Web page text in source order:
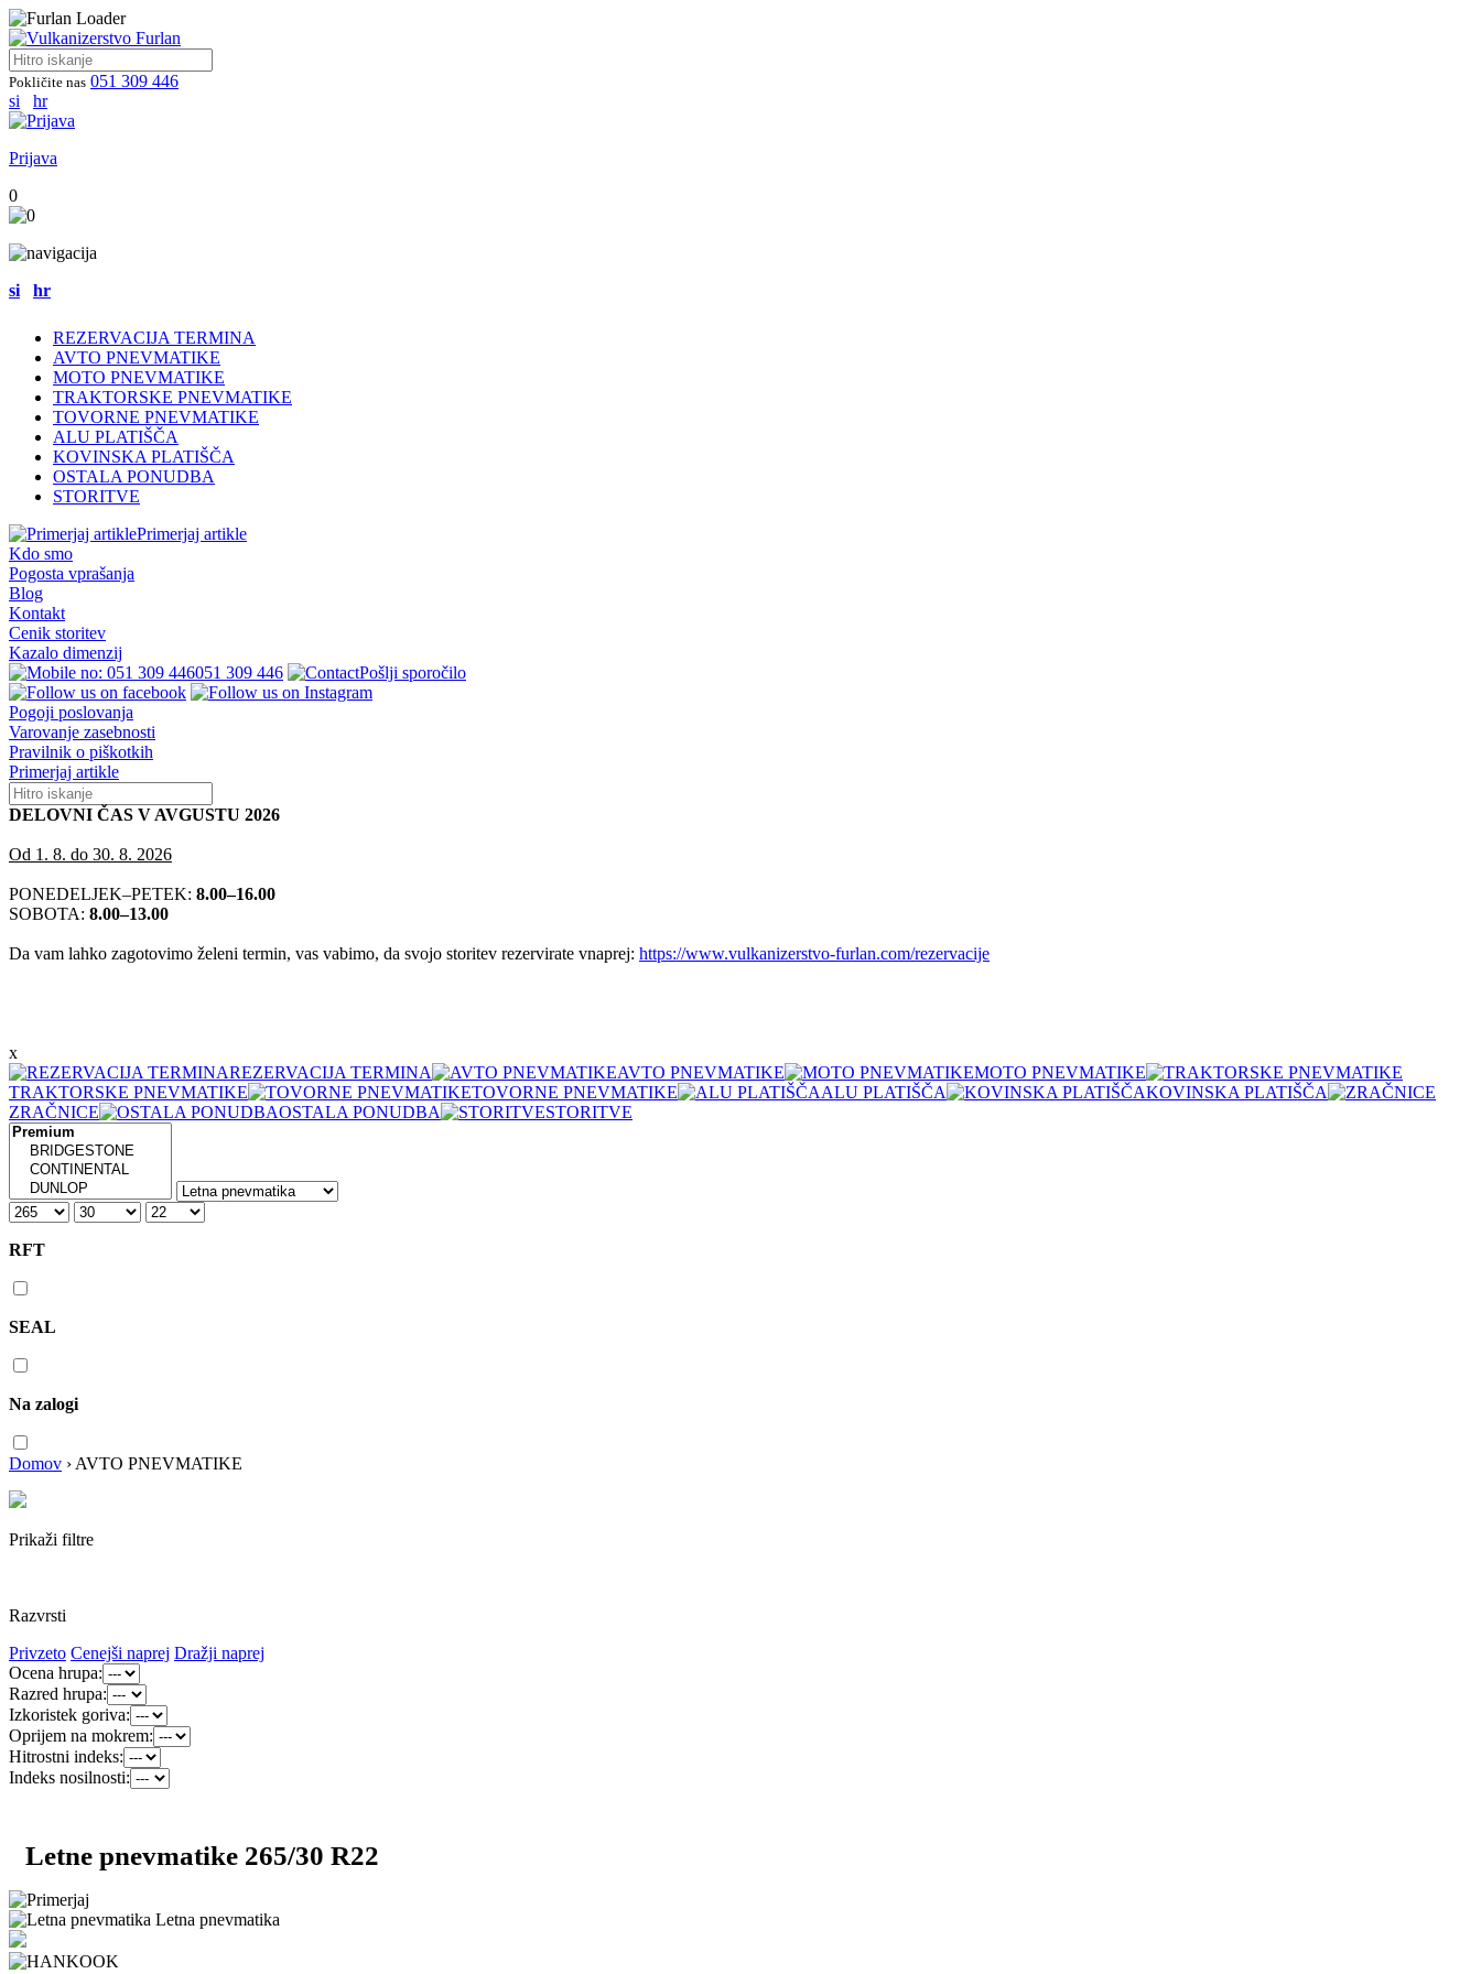
Pokličite nas 051 309 446
si
hr
Prijava
0
si hr
REZERVACIJA TERMINA
AVTO PNEVMATIKE
MOTO PNEVMATIKE
TRAKTORSKE PNEVMATIKE
TOVORNE PNEVMATIKE
ALU PLATIŠČA
KOVINSKA PLATIŠČA
OSTALA PONUDBA
STORITVE
Primerjaj artikle
Kdo smo
Pogosta vprašanja
Blog
Kontakt
Cenik storitev
Kazalo dimenzij
051 309 446
Pošlji sporočilo
Pogoji poslovanja
Varovanje zasebnosti
Pravilnik o piškotkih
Primerjaj artikle
DELOVNI ČAS V AVGUSTU 2026
Od 1. 8. do 30. 8. 2026
PONEDELJEK–PETEK: 8.00–16.00
SOBOTA: 8.00–13.00
Da vam lahko zagotovimo želeni termin, vas vabimo, da svojo storitev rezervirate vnaprej: https://www.vulkanizerstvo-furlan.com/rezervacije
x
REZERVACIJA TERMINA
AVTO PNEVMATIKE
MOTO PNEVMATIKE
TRAKTORSKE PNEVMATIKE
TOVORNE PNEVMATIKE ALU PLATIŠČA
KOVINSKA PLATIŠČA
ZRAČNICE
OSTALA PONUDBA STORITVE
RFT
SEAL
Na zalogi
Domov › AVTO PNEVMATIKE
Prikaži filtre
Razvrsti
Privzeto Cenejši naprej Dražji naprej
Ocena hrupa:
Razred hrupa:
Izkoristek goriva:
Oprijem na mokrem:
Hitrostni indeks:
Indeks nosilnosti:
Letne pnevmatike 265/30 R22
Letna pnevmatika